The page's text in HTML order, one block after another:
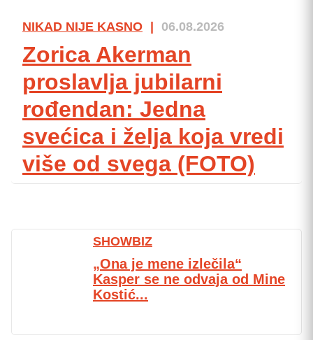
NIKAD NIJE KASNO | 06.08.2026
Zorica Akerman
proslavlja jubilarni
rođendan: Jedna
svećica i želja koja vredi
više od svega (FOTO)
SHOWBIZ
„Ona je mene izlečila“
Kasper se ne odvaja od Mine
Kostić...